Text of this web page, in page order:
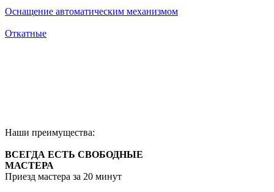
Оснащение автоматическим механизмом
Откатные
Наши преимущества:
ВСЕГДА ЕСТЬ СВОБОДНЫЕ
МАСТЕРА
Приезд мастера за 20 минут